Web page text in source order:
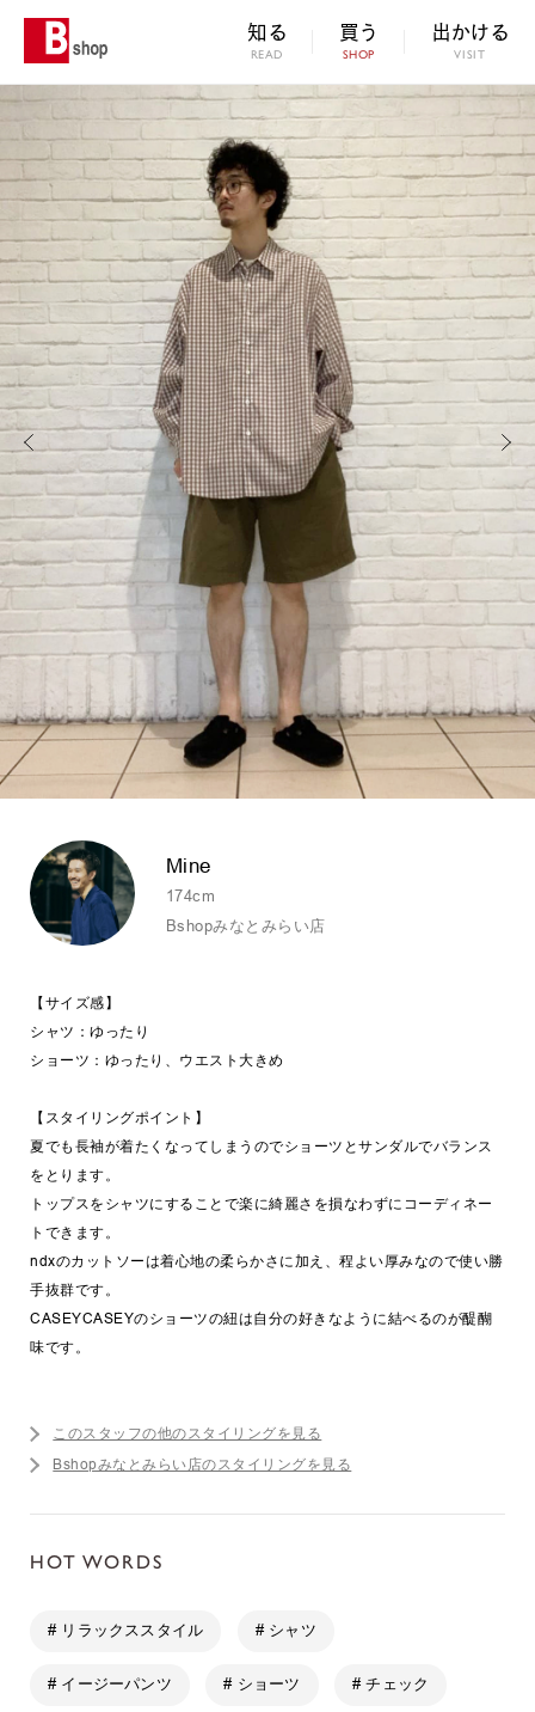
知る
READ
買う
SHOP
出かける
VISIT
Mine
174cm
Bshopみなとみらい店
【サイズ感】
シャツ：ゆったり
ショーツ：ゆったり、ウエスト大きめ
【スタイリングポイント】
夏でも長袖が着たくなってしまうのでショーツとサンダルでバランス
をとります。
トップスをシャツにすることで楽に綺麗さを損なわずにコーディネー
トできます。
ndxのカットソーは着心地の柔らかさに加え、程よい厚みなので使い勝
手抜群です。
CASEYCASEYのショーツの紐は自分の好きなように結べるのが醍醐
味です。
このスタッフの他のスタイリングを見る
Bshopみなとみらい店のスタイリングを見る
HOT WORDS
# リラックススタイル # シャツ
# イージーパンツ # ショーツ # チェック